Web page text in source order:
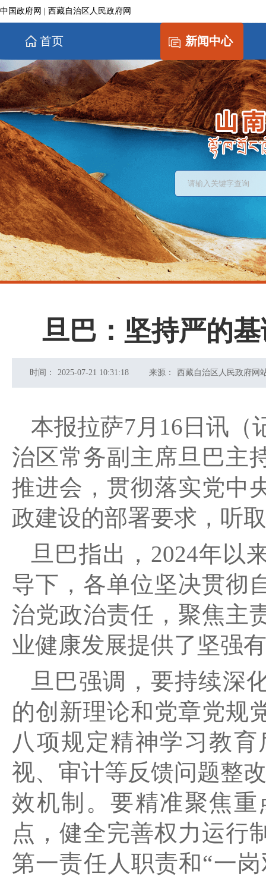
中国政府网 西藏自治区人民政府网
首页 新闻中心
旦巴：坚持严的
时间： 2025-07-21 10:31:18 来源： 西藏自治区人民政府网
本报拉萨7月16日讯（
治区常务副主席旦巴主
推进会，贯彻落实党中
政建设的部署要求，听
旦巴指出，2024年以
导下，各单位坚决贯彻
治党政治责任，聚焦主
业健康发展提供了坚强
旦巴强调，要持续深
的创新理论和党章党规
八项规定精神学习教
视、审计等反馈问题整
效机制。要精准聚焦
点，健全完善权力运行
第一责任人职责和“一